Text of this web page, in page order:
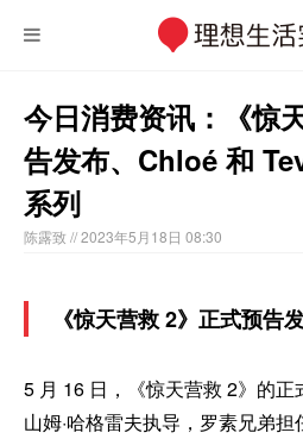
今日消费资讯：《惊
告发布、​Chloé 和
系列
陈露致// 2023年5月18日 08:30
《惊天营救 2》正式预告
5 月 16 日，《惊天营救 2》的
山姆·哈格雷夫执导，罗素兄弟